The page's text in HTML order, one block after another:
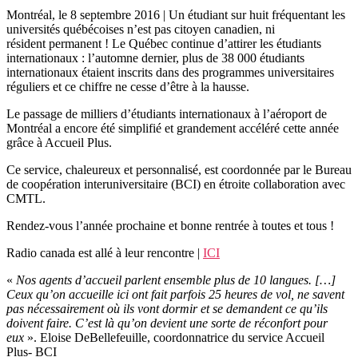
Montréal, le 8 septembre 2016 | Un étudiant sur huit fréquentant les
universités québécoises n’est pas citoyen canadien, ni
résident permanent ! Le Québec continue d’attirer les étudiants
internationaux : l’automne dernier, plus de 38 000 étudiants
internationaux étaient inscrits dans des programmes universitaires
réguliers et ce chiffre ne cesse d’être à la hausse.
Le passage de milliers d’étudiants internationaux à l’aéroport de
Montréal a encore été simplifié et grandement accéléré cette année
grâce à Accueil Plus.
Ce service, chaleureux et personnalisé, est coordonnée par le Bureau
de coopération interuniversitaire (BCI) en étroite collaboration avec
CMTL.
Rendez-vous l’année prochaine et bonne rentrée à toutes et tous !
Radio canada est allé à leur rencontre | ICI
« Nos agents d’accueil parlent ensemble plus de 10 langues. […]
Ceux qu’on accueille ici ont fait parfois 25 heures de vol, ne savent
pas nécessairement où ils vont dormir et se demandent ce qu’ils
doivent faire. C’est là qu’on devient une sorte de réconfort pour
eux ». Eloise DeBellefeuille, coordonnatrice du service Accueil
Plus- BCI